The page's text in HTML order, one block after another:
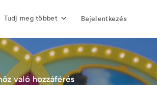
Tudj meg többet Bejelentkezés
való hozzáférés